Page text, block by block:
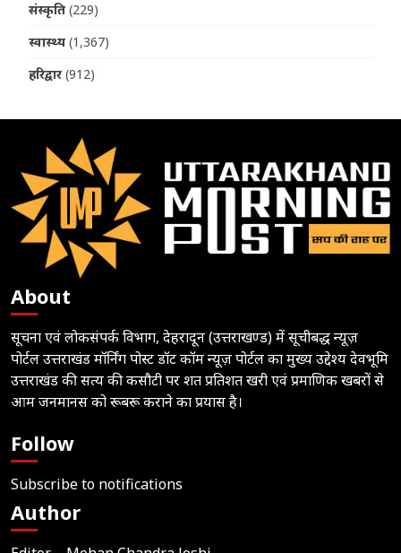
संस्कृति (229)
स्वास्थ्य (1,367)
हरिद्वार (912)
About
सूचना एवं लोकसंपर्क विभाग, देहरादून (उत्तराखण्ड) में सूचीबद्ध न्यूज़
पोर्टल उत्तराखंड मॉर्निंग पोस्ट डॉट कॉम न्यूज़ पोर्टल का मुख्य उद्देश्य देवभूमि
उत्तराखंड की सत्य की कसौटी पर शत प्रतिशत खरी एवं प्रमाणिक खबरों से
आम जनमानस को रूबरू कराने का प्रयास है।
Follow
Subscribe to notifications
Author